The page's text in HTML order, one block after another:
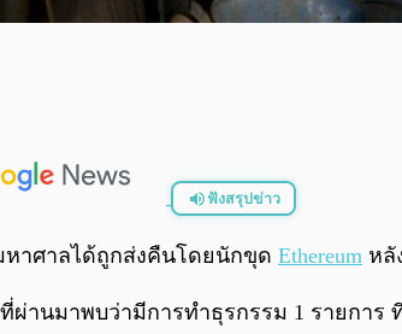
ฟังสรุปข่าว
าศาลได้ถูกส่งคืนโดยนักขุด Ethereum หลั
ผ่านมาพบว่ามีการทำธุรกรรม 1 รายการ